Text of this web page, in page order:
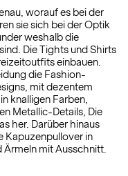
worauf es bei der
sie sich bei der Optik
weshalb die
Die Tights und Shirts
einbauen.
die Fashion-
mit dezentem
knalligen Farben,
Metallic-Details, Die
her. Darüber hinaus
Kapuzenpullover in
mit Ausschnitt.